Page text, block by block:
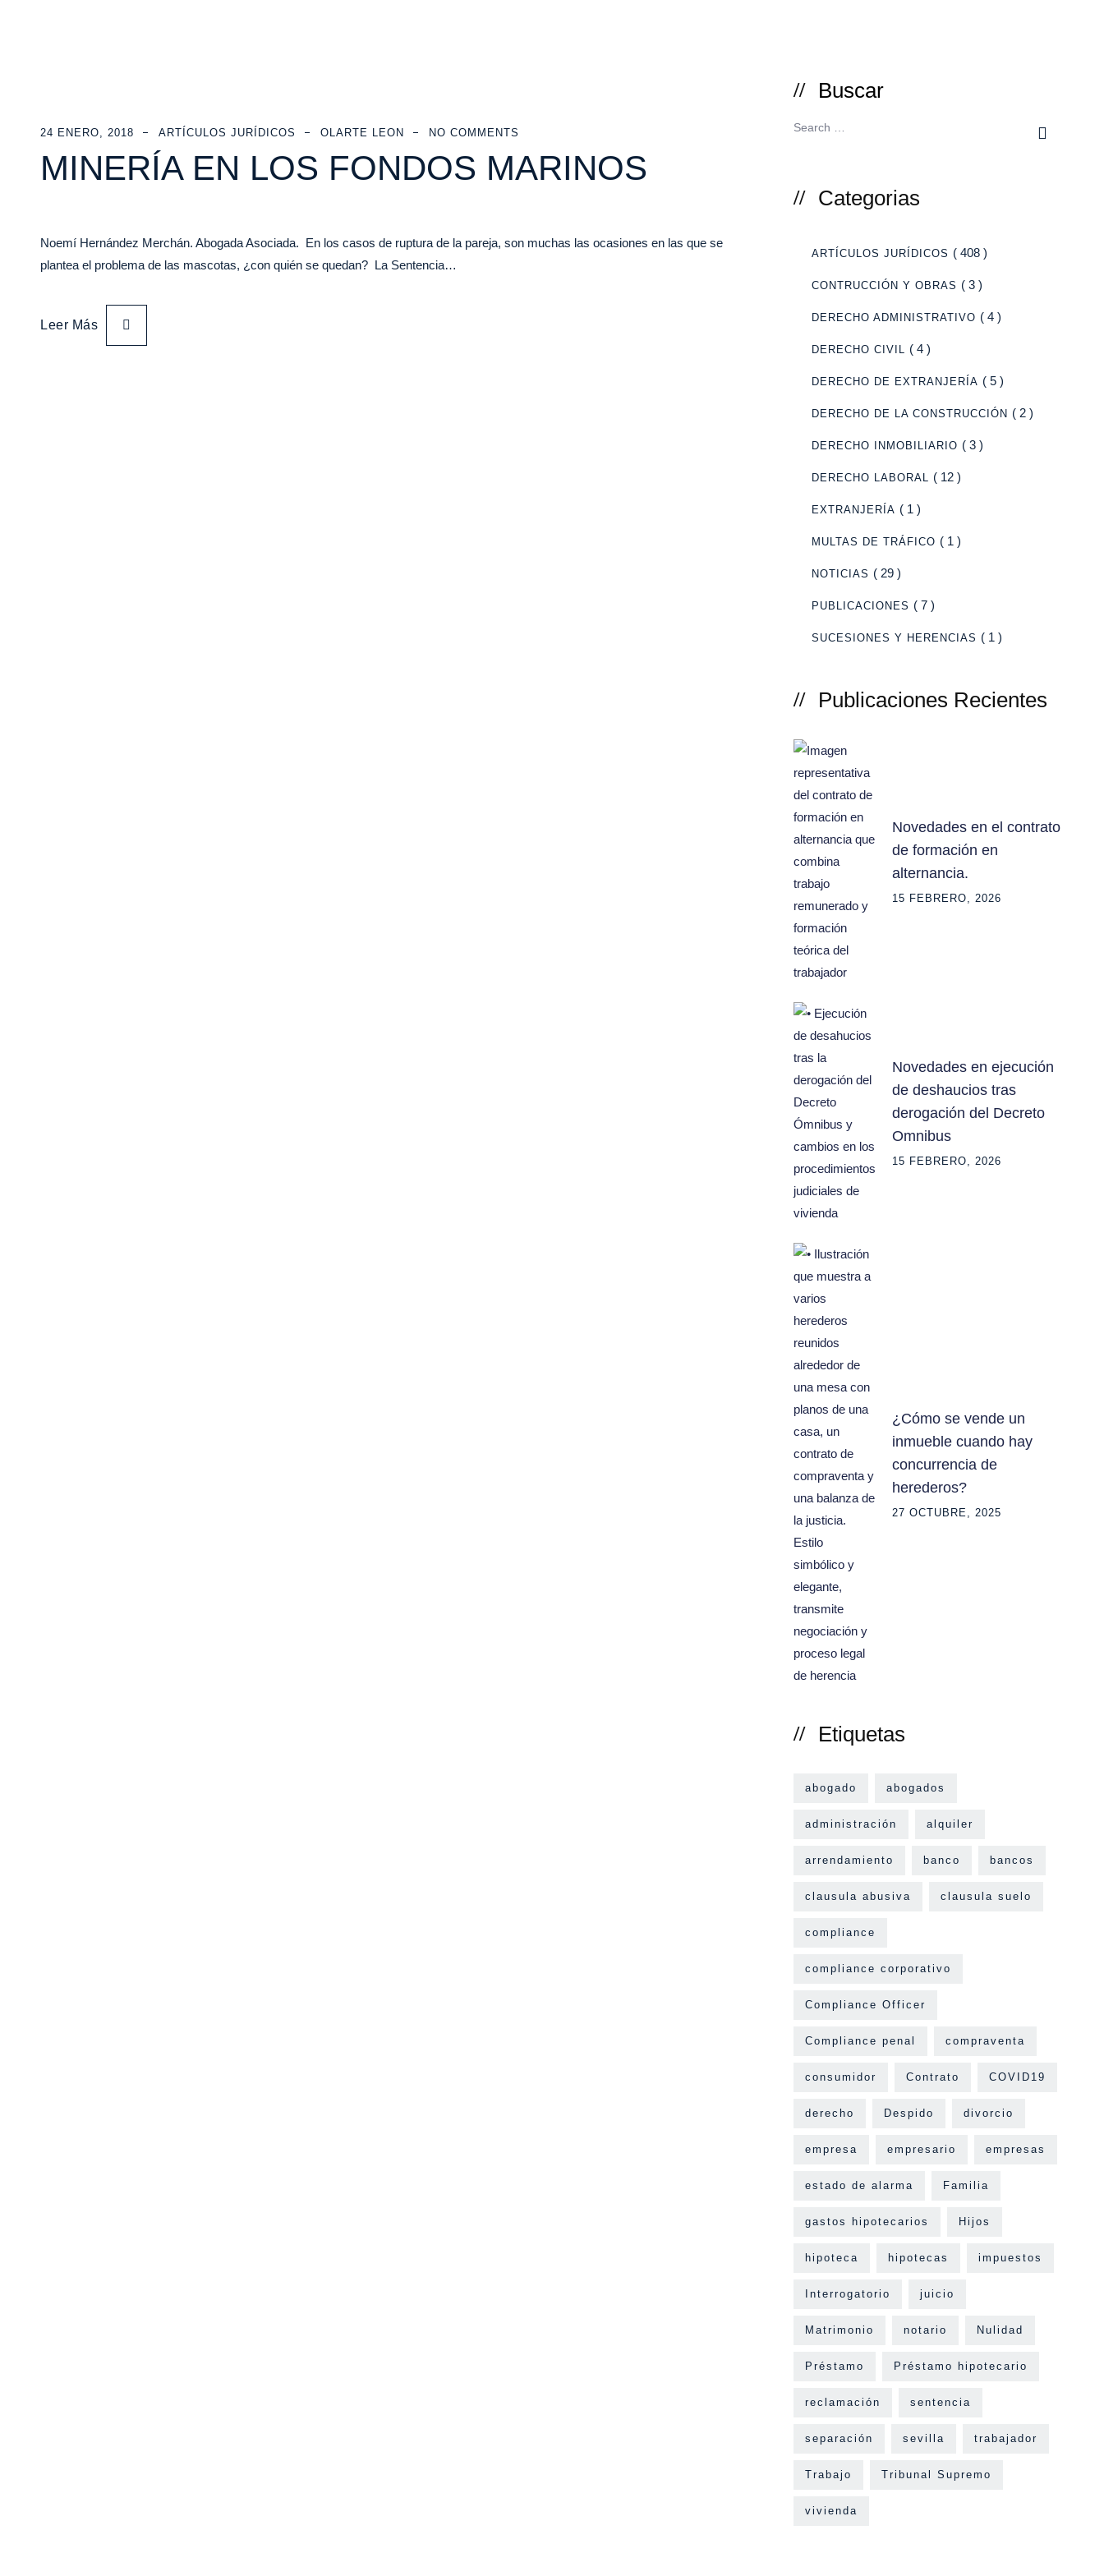
24 ENERO, 2018 ARTÍCULOS JURÍDICOS OLARTE LEON NO COMMENTS
MINERÍA EN LOS FONDOS MARINOS
Noemí Hernández Merchán. Abogada Asociada. En los casos de ruptura de la pareja, son muchas las ocasiones en las que se
plantea el problema de las mascotas, ¿con quién se quedan? La Sentencia…
Leer Más
Buscar
Categorias
ARTÍCULOS JURÍDICOS ( 408 )
CONTRUCCIÓN Y OBRAS ( 3 )
DERECHO ADMINISTRATIVO ( 4 )
DERECHO CIVIL ( 4 )
DERECHO DE EXTRANJERÍA ( 5 )
DERECHO DE LA CONSTRUCCIÓN ( 2 )
DERECHO INMOBILIARIO ( 3 )
DERECHO LABORAL ( 12 )
EXTRANJERÍA ( 1 )
MULTAS DE TRÁFICO ( 1 )
NOTICIAS ( 29 )
PUBLICACIONES ( 7 )
SUCESIONES Y HERENCIAS ( 1 )
Publicaciones Recientes
Novedades en el contrato
de formación en
alternancia.
15 FEBRERO, 2026
Novedades en ejecución
de deshaucios tras
derogación del Decreto
Omnibus
15 FEBRERO, 2026
¿Cómo se vende un
inmueble cuando hay
concurrencia de
herederos?
27 OCTUBRE, 2025
Etiquetas
abogado abogados
administración alquiler
arrendamiento banco bancos
clausula abusiva clausula suelo
compliance
compliance corporativo
Compliance Officer
Compliance penal compraventa
consumidor Contrato COVID19
derecho Despido divorcio
empresa empresario empresas
estado de alarma Familia
gastos hipotecarios Hijos
hipoteca hipotecas impuestos
Interrogatorio juicio
Matrimonio notario Nulidad
Préstamo Préstamo hipotecario
reclamación sentencia
separación sevilla trabajador
Trabajo Tribunal Supremo
vivienda